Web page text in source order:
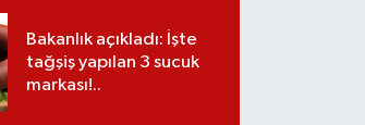
Bakanlık açıkladı: İşte
tağşiş yapılan 3 sucuk
markası!..